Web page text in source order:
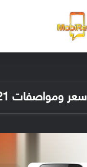
سعر ومواصفات Micromax Canvas Win W121